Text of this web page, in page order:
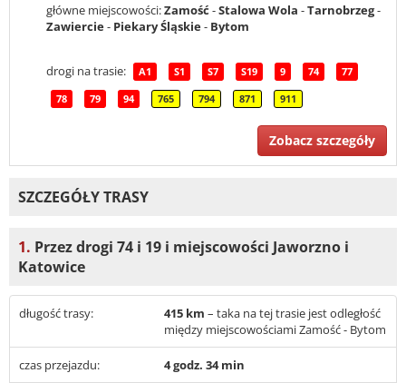
główne miejscowości:Zamość -Stalowa Wola -Tarnobrzeg-
Zawiercie- Piekary Śląskie- Bytom
drogi na trasie: A1 S1 S7 S19 9 74 77
78 79 94 765 794 871 911
Zobacz szczegóły
SZCZEGÓŁY TRASY
1. Przez drogi 74 i 19 i miejscowości Jaworzno i
Katowice
długość trasy: 415 km – taka na tej trasie jest odległość
między miejscowościami Zamość - Bytom
czas przejazdu: 4 godz. 34 min